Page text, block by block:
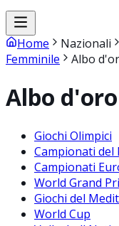
Home Nazionali
Femminile
Albo
Albo d'oro
Giochi Olimpici
Campionati del
Campionati
World Grand
Giochi del
World Cup